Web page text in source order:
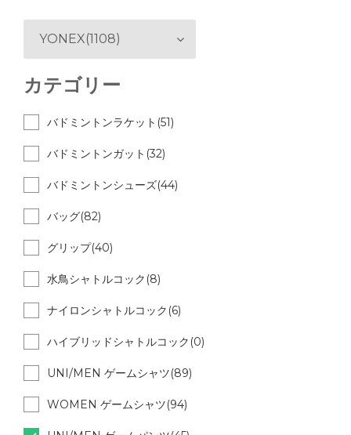
YONEX(1108)
カテゴリー
バドミントンラケット(51)
バドミントンガット(32)
バドミントンシューズ(44)
バッグ(82)
グリップ(40)
水鳥シャトルコック(8)
ナイロンシャトルコック(6)
ハイブリッドシャトルコック(0)
UNI/MEN ゲームシャツ(89)
WOMEN ゲームシャツ(94)